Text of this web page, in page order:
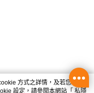
費
方式之詳情，及若您不希
設定，請參閱本網站「 私隱